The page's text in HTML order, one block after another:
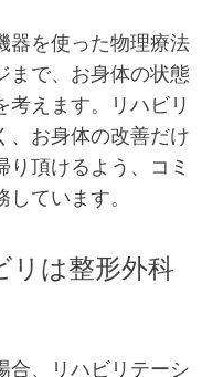
器を使った物理療法
まで、お身体の状態
考えます。リハビリ
、お身体の改善だけ
頂けるよう、コミ
ています。
リは整形外科
合、リハビリテーシ